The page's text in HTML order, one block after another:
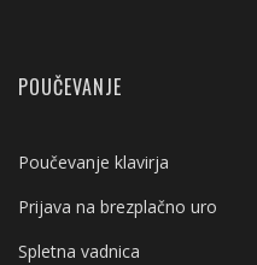
POUČEVANJE
Poučevanje klavirja
Prijava na brezplačno uro
Spletna vadnica